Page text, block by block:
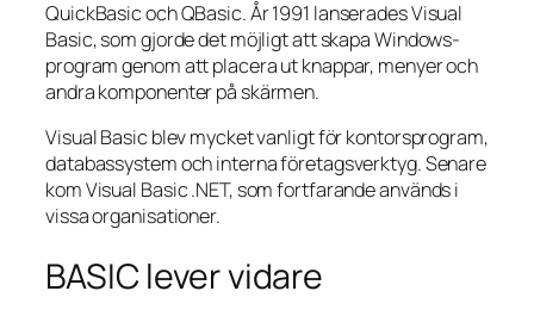
QuickBasic och QBasic. År 1991 lanserades Visual
Basic, som gjorde det möjligt att skapa Windows-
program genom att placera ut knappar, menyer och
andra komponenter på skärmen.
Visual Basic blev mycket vanligt för kontorsprogram,
databassystem och interna företagsverktyg. Senare
kom Visual Basic .NET, som fortfarande används i
vissa organisationer.
BASIC lever vidare